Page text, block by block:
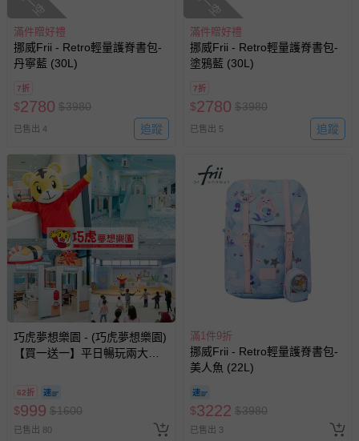
商品如因「價格、組合」等錯誤原因，導致無法安排出貨，
會主動以簡訊及mail通知訂單取消事宜，並將提供適當補
償。
滿件贈好禮
挪威Frii - Retro輕量護脊書包-
丹寧藍 (30L)
7折
$2780 $3980
已售出 4 追蹤
滿件贈好禮
挪威Frii - Retro輕量護脊書包-
塗鴉藍 (30L)
7折
$2780 $3980
已售出 5 追蹤
巧虎夢想樂園 - (巧虎夢想樂園)
【買一送一】平日暢玩兩大一
2026/10/16 正券逾期視同現金
券使用
62折
$999 $1600
已售出 80
滿1件9折
挪威Frii - Retro輕量護脊書包-
美人魚 (22L)
$3222 $3980
已售出 3